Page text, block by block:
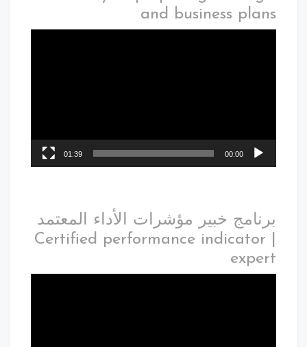
and business plans
00:00
01:39
برنامج خبير مؤشرات الأداء المعتمد
| Certified performance indicator
expert